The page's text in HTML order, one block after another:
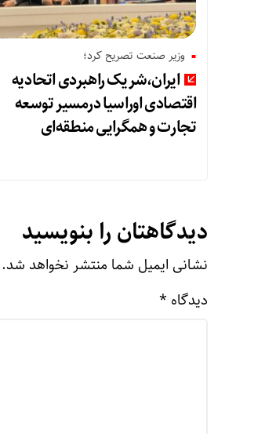
وزیر صنعت تصریح کرد؛
ایران،شریک راهبردی اتحادیه
اقتصادی اوراسیا درمسیر توسعه
تجارت و همگرایی منطقه‌ای
دیدگاهتان را بنویسید
نشانی ایمیل شما منتشر نخواهد شد.
دیدگاه *